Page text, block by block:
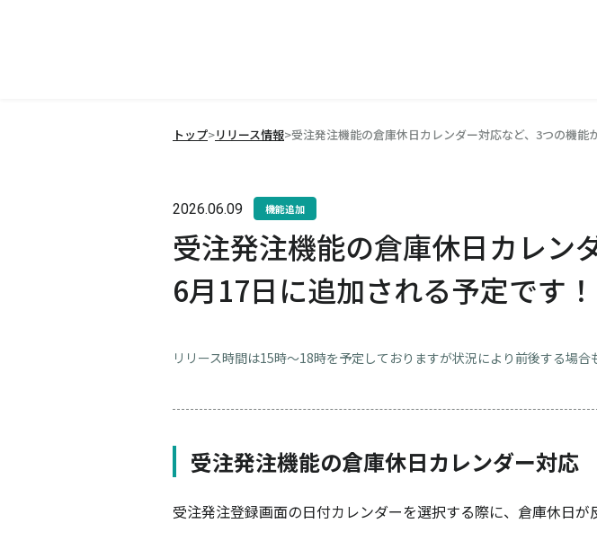
トップ>リリース情報>受注発注機能の倉庫休日カレンダー対応など、3つの機能
2026.06.09 機能追加
受注発注機能の倉庫休日カレン
6月17日に追加される予定です！
リリース時間は15時～18時を予定しておりますが状況により前後する場合
受注発注機能の倉庫休日カレンダー対応
受注発注登録画面の日付カレンダーを選択する際に、倉庫休日が